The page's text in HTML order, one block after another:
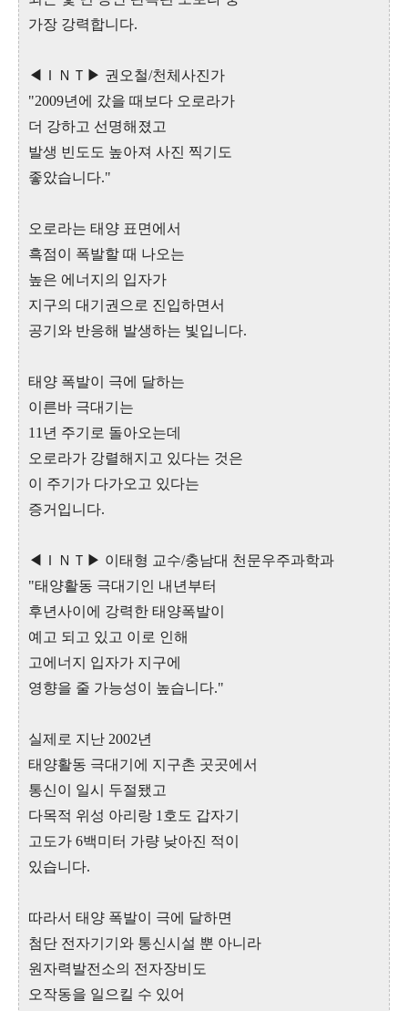
가장 강력합니다.
◀ＩＮＴ▶ 권오철/천체사진가
"2009년에 갔을 때보다 오로라가
더 강하고 선명해졌고
발생 빈도도 높아져 사진 찍기도
좋았습니다."
오로라는 태양 표면에서
흑점이 폭발할 때 나오는
높은 에너지의 입자가
지구의 대기권으로 진입하면서
공기와 반응해 발생하는 빛입니다.
태양 폭발이 극에 달하는
이른바 극대기는
11년 주기로 돌아오는데
오로라가 강렬해지고 있다는 것은
이 주기가 다가오고 있다는
증거입니다.
◀ＩＮＴ▶ 이태형 교수/충남대 천문우주과학과
"태양활동 극대기인 내년부터
후년사이에 강력한 태양폭발이
예고 되고 있고 이로 인해
고에너지 입자가 지구에
영향을 줄 가능성이 높습니다."
실제로 지난 2002년
태양활동 극대기에 지구촌 곳곳에서
통신이 일시 두절됐고
다목적 위성 아리랑 1호도 갑자기
고도가 6백미터 가량 낮아진 적이
있습니다.
따라서 태양 폭발이 극에 달하면
첨단 전자기기와 통신시설 뿐 아니라
원자력발전소의 전자장비도
오작동을 일으킬 수 있어